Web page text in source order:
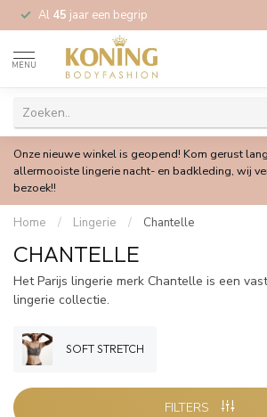
Al 45 jaar een begrip
MENU
Onze nieuwe winkel is geopend! Kom gerust
allermooiste lingerie nacht- en badkleding, wij
bezoek!!
Home / Lingerie / Chantelle
CHANTELLE
Het Parijs lingerie merk Chantelle is een
lingerie collectie.
SOFT STRETCH
FILTERS